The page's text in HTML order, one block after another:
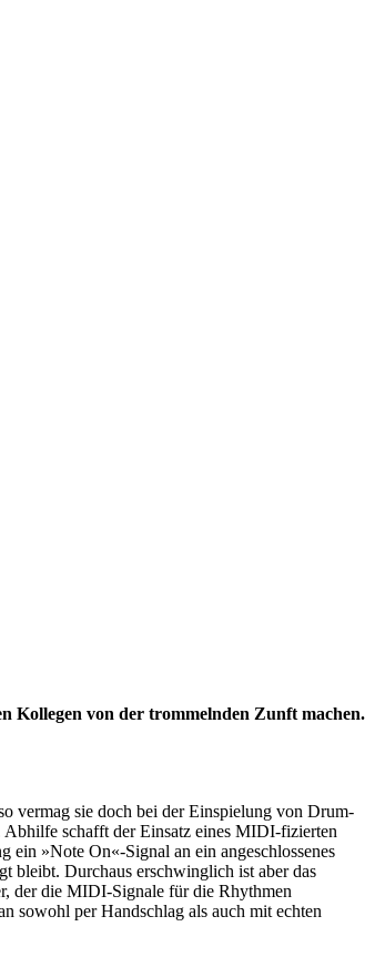
Kollegen von der trommelnden Zunft machen.
vermag sie doch bei der Einspielung von Drum-
Abhilfe schafft der Einsatz eines MIDI-fizierten
ein »Note On«-Signal an ein angeschlossenes
bleibt. Durchaus erschwinglich ist aber das
der die MIDI-Signale für die Rhythmen
sowohl per Handschlag als auch mit echten